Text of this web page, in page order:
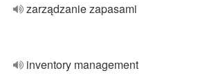
zarządzanie zapasami
inventory management